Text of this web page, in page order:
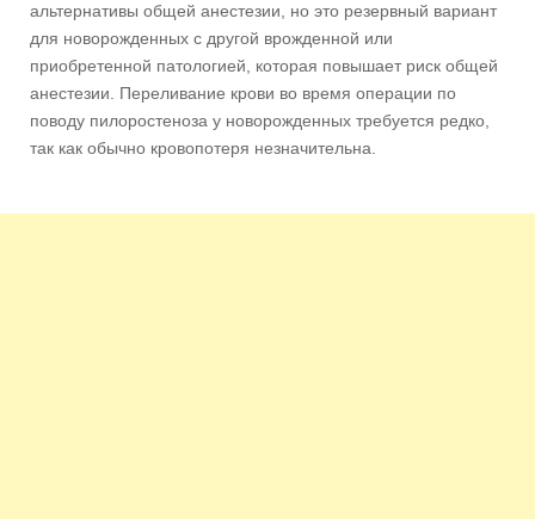
альтернативы общей анестезии, но это резервный вариант
для новорожденных с другой врожденной или
приобретенной патологией, которая повышает риск общей
анестезии. Переливание крови во время операции по
поводу пилоростеноза у новорожденных требуется редко,
так как обычно кровопотеря незначительна.